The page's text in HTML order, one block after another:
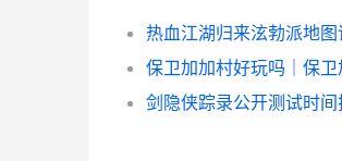
剑隐侠踪录公开测试时